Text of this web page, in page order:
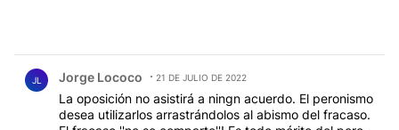
JL Jorge Lococo 21 DE JULIO DE 2022
La oposición no asistirá a ningn acuerdo. El peronismo
desea utilizarlos arrastrándolos al abismo del fracaso.